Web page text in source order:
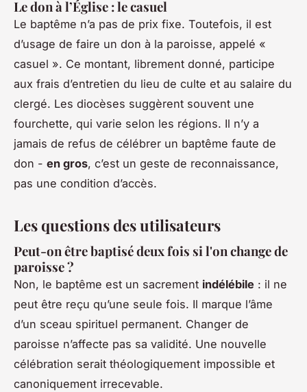
Le don à l’Église : le casuel
Le baptême n’a pas de prix fixe. Toutefois, il est
d’usage de faire un don à la paroisse, appelé «
casuel ». Ce montant, librement donné, participe
aux frais d’entretien du lieu de culte et au salaire du
clergé. Les diocèses suggèrent souvent une
fourchette, qui varie selon les régions. Il n’y a
jamais de refus de célébrer un baptême faute de
don - en gros, c’est un geste de reconnaissance,
pas une condition d’accès.
Les questions des utilisateurs
Peut-on être baptisé deux fois si l'on change de
paroisse ?
Non, le baptême est un sacrement indélébile : il ne
peut être reçu qu’une seule fois. Il marque l’âme
d’un sceau spirituel permanent. Changer de
paroisse n’affecte pas sa validité. Une nouvelle
célébration serait théologiquement impossible et
canoniquement irrecevable.